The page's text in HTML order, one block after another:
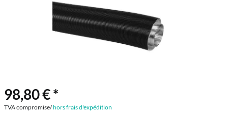
98,80 € *
TVA compromise/hors frais d'expédition